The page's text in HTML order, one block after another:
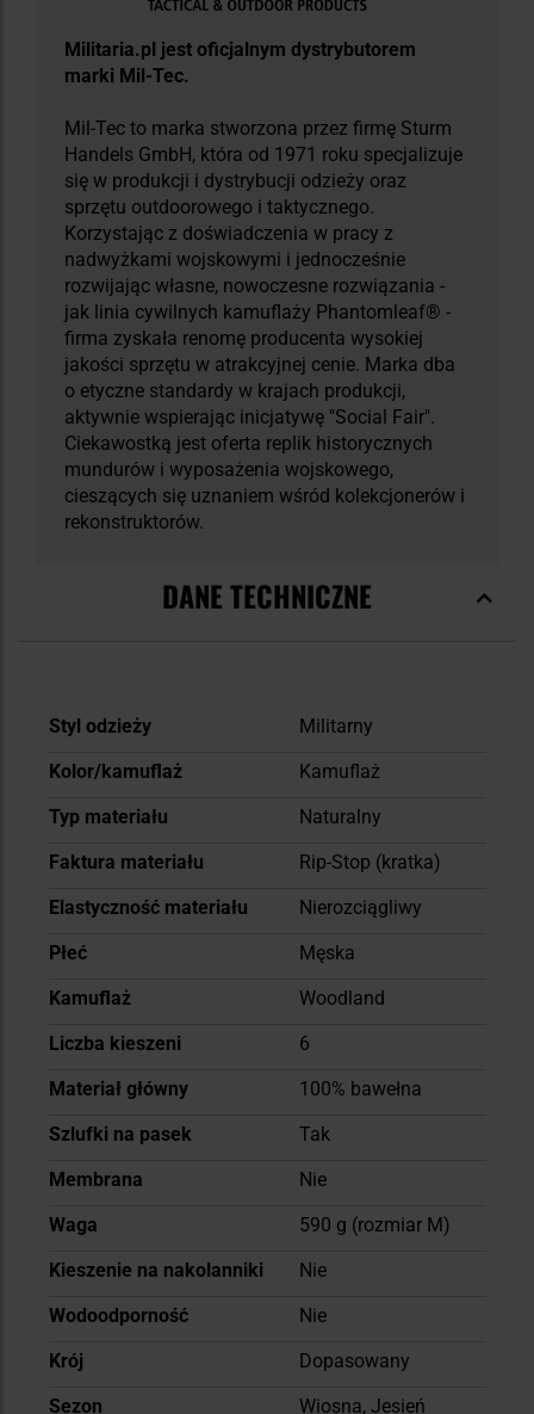
Militaria.pl jest oficjalnym dystrybutorem
marki Mil-Tec.
Mil-Tec to marka stworzona przez firmę Sturm
Handels GmbH, która od 1971 roku specjalizuje
się w produkcji i dystrybucji odzieży oraz
sprzętu outdoorowego i taktycznego.
Korzystając z doświadczenia w pracy z
nadwyżkami wojskowymi i jednocześnie
rozwijając własne, nowoczesne rozwiązania -
jak linia cywilnych kamuflaży Phantomleaf® -
firma zyskała renomę producenta wysokiej
jakości sprzętu w atrakcyjnej cenie. Marka dba
o etyczne standardy w krajach produkcji,
aktywnie wspierając inicjatywę "Social Fair".
Ciekawostką jest oferta replik historycznych
mundurów i wyposażenia wojskowego,
cieszących się uznaniem wśród kolekcjonerów i
rekonstruktorów.
DANE TECHNICZNE
Więcej
Styl odzieży
Militarny
Kolor/kamuflaż
Kamuflaż
Typ materiału
Naturalny
Faktura materiału
Rip-Stop (kratka)
Elastyczność materiału
Nierozciągliwy
Płeć
Męska
Kamuflaż
Woodland
Liczba kieszeni
6
Materiał główny
100% bawełna
Szlufki na pasek
Tak
Membrana
Nie
Waga
590 g (rozmiar M)
Kieszenie na nakolanniki
Nie
Wodoodporność
Nie
Krój
Dopasowany
Sezon
Wiosna, Jesień